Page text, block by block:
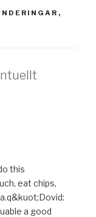
,
this
eat chips,
a good